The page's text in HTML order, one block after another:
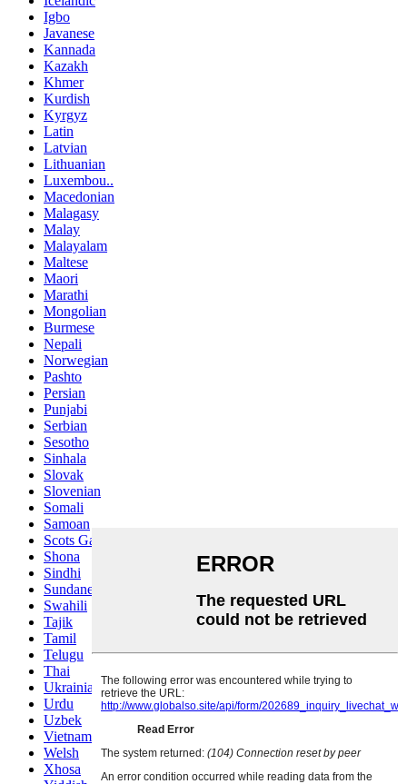
Igbo
Javanese
Kannada
Kazakh
Khmer
Kurdish
Kyrgyz
Latin
Latvian
Lithuanian
Luxembou..
Macedonian
Malagasy
Malay
Malayalam
Maltese
Maori
Marathi
Mongolian
Burmese
Nepali
Norwegian
Pashto
Persian
Punjabi
Serbian
Sesotho
Sinhala
Slovak
Slovenian
Somali
Samoan
Scots Gaelic
Shona
Sindhi
Sundanese
Swahili
Tajik
Tamil
Telugu
Thai
Ukrainian
Urdu
Uzbek
Vietnamese
Welsh
Xhosa